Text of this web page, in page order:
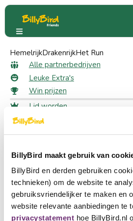
BillyBird maakt gebruik van
BillyBird en derden gebruiken
technieken) om de website te
gebruiksvriendelijker te maken en
website relevante aanbiedingen te
privacystatement hoe BillyBird.nl
HemelrijkDrakenrijkHet Run
Alle partnerbedrijven
Leuke Extra's
Win prijzen
Lid worden
Inloggen
Taal kiezen
Nederlands
English
Deutsch
Partner worden
City Adventures
City Adventures
45 Friends